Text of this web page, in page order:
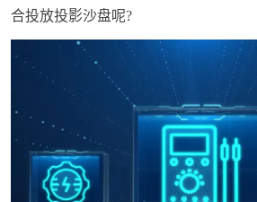
合投放投影沙盘呢?